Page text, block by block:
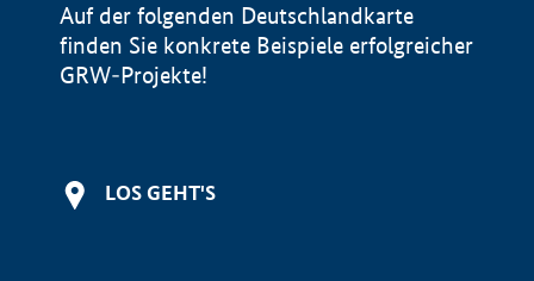
Auf der folgenden Deutschlandkarte
finden Sie konkrete Beispiele erfolgreicher
GRW-Projekte!
LOS GEHT'S